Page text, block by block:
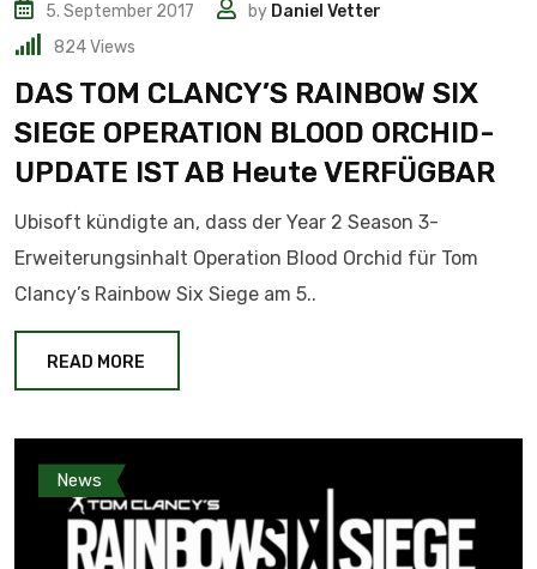
5. September 2017 by Daniel Vetter
824Views
DAS TOM CLANCY’S RAINBOW SIX
SIEGE OPERATION BLOOD ORCHID-
UPDATE IST AB Heute VERFÜGBAR
Ubisoft kündigte an, dass der Year 2 Season 3-
Erweiterungsinhalt Operation Blood Orchid für Tom
Clancy’s Rainbow Six Siege am 5..
READ MORE
News